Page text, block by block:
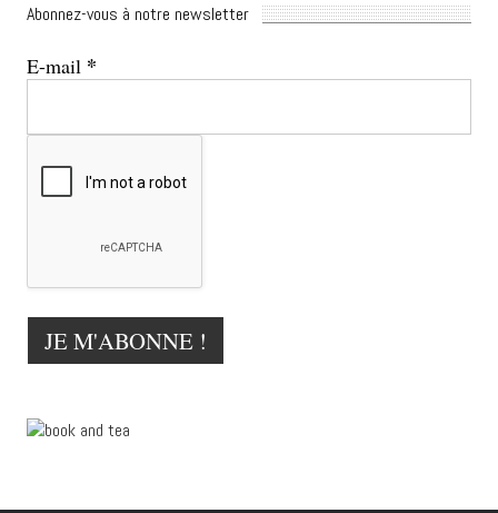
Abonnez-vous à notre newsletter
E-mail *